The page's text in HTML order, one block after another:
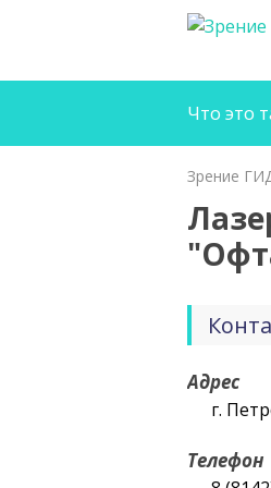
Что это
Зрение
Адрес
г.
Телефон